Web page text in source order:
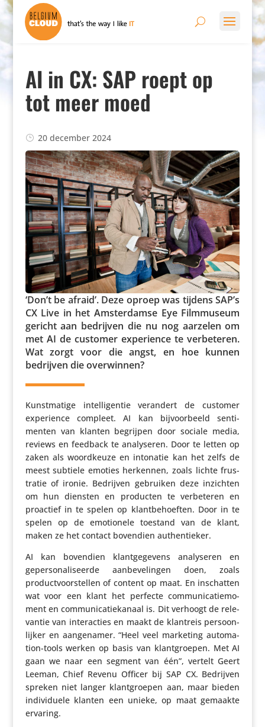
AI in CX: SAP roept op
tot meer moed
20 december 2024
‘Don’t be afraid’. Deze oproep was tijdens SAP’s
CX Live in het Amster­damse Eye Film­mu­seum
gericht aan bedrijven die nu nog aarzelen om
met AI de customer expe­rience te verbe­teren.
Wat zorgt voor die angst, en hoe kunnen
bedrijven die overwinnen?
Kunst­ma­tige intel­li­gentie verandert de customer
expe­rience compleet. AI kan bijvoor­beeld senti­
menten van klanten begrijpen door sociale media,
reviews en feedback te analy­seren. Door te letten op
zaken als woord­keuze en intonatie kan het zelfs de
meest subtiele emoties herkennen, zoals lichte frus­
tratie of ironie. Bedrijven gebruiken deze inzichten
om hun diensten en producten te verbe­teren en
proactief in te spelen op klant­be­hoeften. Door in te
spelen op de emoti­o­nele toestand van de klant,
maken ze het contact bovendien authentieker.
AI kan bovendien klant­ge­ge­vens analy­seren en
geper­so­na­li­seerde aanbe­ve­lingen doen, zoals
product­voor­stellen of content op maat. En inschatten
wat voor een klant het perfecte commu­ni­ca­tie­mo­
ment en commu­ni­ca­tie­ka­naal is. Dit verhoogt de rele­
vantie van inter­ac­ties en maakt de klantreis persoon­
lijker en aange­namer. “Heel veel marketing auto­ma­
tion-tools werken op basis van klant­groepen. Met AI
gaan we naar een segment van één”, vertelt Geert
Leeman, Chief Revenu Officer bij SAP CX. Bedrijven
spreken niet langer klant­groepen aan, maar bieden
indi­vi­duele klanten een unieke, op maat gemaakte
ervaring.